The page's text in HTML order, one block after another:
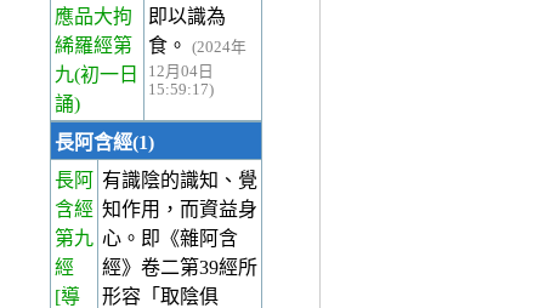
應品大拘
絺羅經第
九(初一日
誦)
即以識為
食。
(2024年
12月04日
15:59:17)
長阿含經(1)
長阿
含經
第九
經
[導
有識陰的識知、覺
知作用，而資益身
心。即《雜阿含
經》卷二第39經所
形容「取陰俱